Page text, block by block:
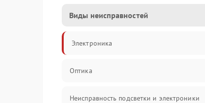
Виды неисправностей
Электроника
Оптика
Неисправность подсветки и электроники